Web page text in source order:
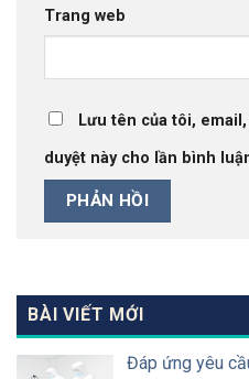
Trang web
Lưu tên của tôi,
duyệt này cho lần bình
BÀI VIẾT MỚI
Đáp ứng yêu